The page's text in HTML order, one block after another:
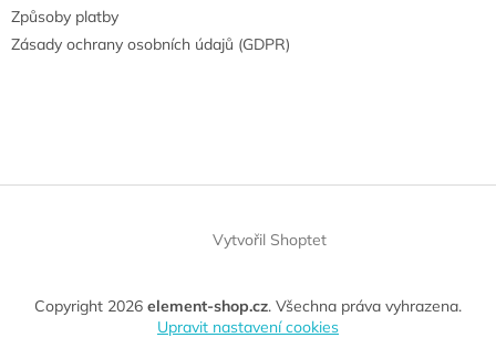
Způsoby platby
Zásady ochrany osobních údajů (GDPR)
Vytvořil Shoptet
Copyright 2026 element-shop.cz. Všechna práva vyhrazena.
Upravit nastavení cookies